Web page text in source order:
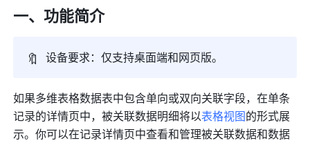
一、功能简介
🔖 设备要求：仅支持桌面端和网页版。
如果多维表格数据表中包含单向或双向关联字段，在单条
记录的详情页中，被关联数据明细将以表格视图的形式展
示。你可以在记录详情页中查看和管理被关联数据和数据